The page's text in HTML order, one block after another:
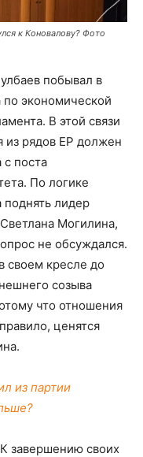
к Коновалову? Фото
побывал в
по экономической
В этой связи
из рядов ЕР должен
поста
По логике
лидер
Могилина,
не обсуждался.
своем кресле до
созыва
что отношения
ценятся
из партии
завершению своих